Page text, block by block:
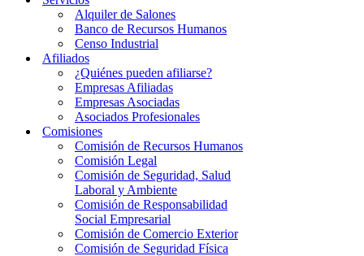
Alquiler de Salones
Banco de Recursos Humanos
Censo Industrial
Afiliados
¿Quiénes pueden afiliarse?
Empresas Afiliadas
Empresas Asociadas
Asociados Profesionales
Comisiones
Comisión de Recursos Humanos
Comisión Legal
Comisión de Seguridad, Salud
Laboral y Ambiente
Comisión de Responsabilidad
Social Empresarial
Comisión de Comercio Exterior
Comisión de Seguridad Física